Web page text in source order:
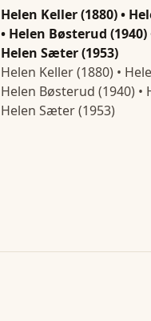
Helen Keller (1880) •
• Helen Bøsterud
Helen Sæter (1953)
Helen Keller (1880) •
Helen Bøsterud (1940) •
Helen Sæter (1953)